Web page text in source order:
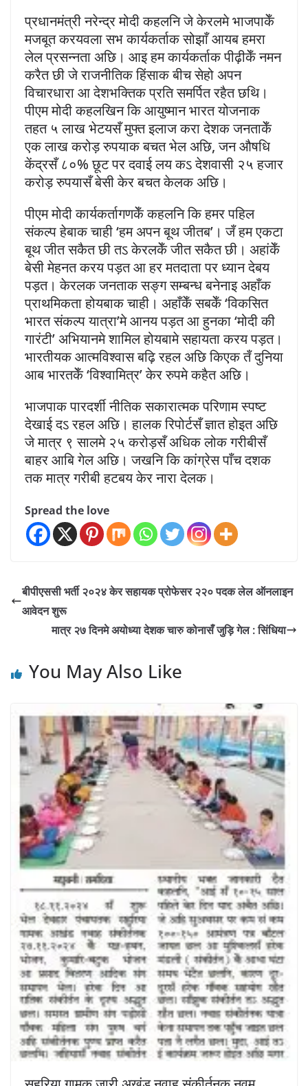
प्रधानमंत्री नरेन्द्र मोदी कहलनि जे केरलमे भाजपाकेँ
मजबूत करयवला सभ कार्यकर्ताक सोझाँ आयब हमरा
लेल प्रसन्नता अछि। आइ हम कार्यकर्ताक पीढ़ीकेँ नमन
करैत छी जे राजनीतिक हिंसाक बीच सेहो अपन
विचारधारा आ देशभक्तिक प्रति समर्पित रहैत छथि।
पीएम मोदी कहलखिन कि आयुष्मान भारत योजनाक
तहत ५ लाख भेटयसँ मुफ्त इलाज करा देशक जनताकेँ
एक लाख करोड़ रुपयाक बचत भेल अछि, जन औषधि
केंद्रसँ ८०% छूट पर दवाई लय कऽ देशवासी २५ हजार
करोड़ रुपयासँ बेसी केर बचत केलक अछि।
पीएम मोदी कार्यकर्तागणकेँ कहलनि कि हमर पहिल
संकल्प हेबाक चाही ‘हम अपन बूथ जीतब’। जँ हम एकटा
बूथ जीत सकैत छी तऽ केरलकेँ जीत सकैत छी। अहांकेँ
बेसी मेहनत करय पड़त आ हर मतदाता पर ध्यान देबय
पड़त। केरलक जनताक सङ्ग सम्बन्ध बनेनाइ अहाँक
प्राथमिकता होयबाक चाही। अहाँकेँ सबकेँ ‘विकसित
भारत संकल्प यात्रा’मे आनय पड़त आ हुनका ‘मोदी की
गारंटी’ अभियानमे शामिल होयबामे सहायता करय पड़त।
भारतीयक आत्मविश्वास बढ़ि रहल अछि किएक तँ दुनिया
आब भारतकेँ ‘विश्वामित्र’ केर रुपमे कहैत अछि।
भाजपाक पारदर्शी नीतिक सकारात्मक परिणाम स्पष्ट
देखाई दऽ रहल अछि। हालक रिपोर्टसँ ज्ञात होइत अछि
जे मात्र ९ सालमे २५ करोड़सँ अधिक लोक गरीबीसँ
बाहर आबि गेल अछि। जखनि कि कांग्रेस पाँच दशक
तक मात्र गरीबी हटबय केर नारा देलक।
Spread the love
बीपीएससी भर्ती २०२४ केर सहायक प्रोफेसर २२० पदक लेल ऑनलाइन
आवेदन शुरू
मात्र २७ दिनमे अयोध्या देशक चारु कोनासँ जुड़ि गेल : सिंधिया
You May Also Like